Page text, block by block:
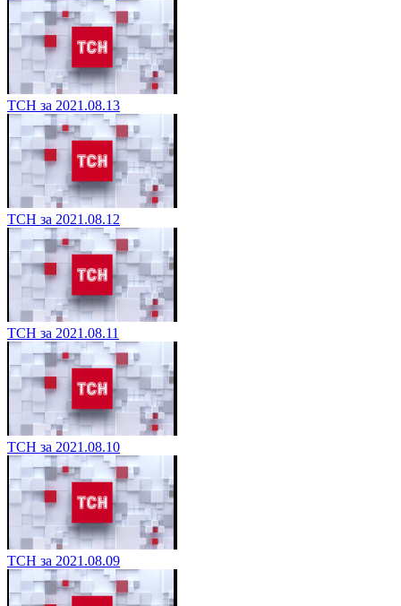
ТСН за 2021.08.13
ТСН за 2021.08.12
ТСН за 2021.08.11
ТСН за 2021.08.10
ТСН за 2021.08.09